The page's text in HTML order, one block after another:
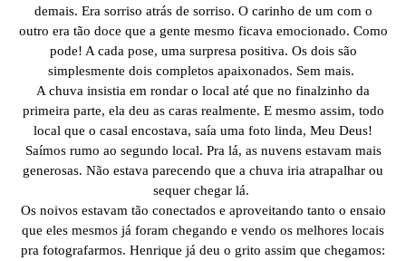
demais. Era sorriso atrás de sorriso. O carinho de um com o
outro era tão doce que a gente mesmo ficava emocionado. Como
pode! A cada pose, uma surpresa positiva. Os dois são
simplesmente dois completos apaixonados. Sem mais.
A chuva insistia em rondar o local até que no finalzinho da
primeira parte, ela deu as caras realmente. E mesmo assim, todo
local que o casal encostava, saía uma foto linda, Meu Deus!
Saímos rumo ao segundo local. Pra lá, as nuvens estavam mais
generosas. Não estava parecendo que a chuva iria atrapalhar ou
sequer chegar lá.
Os noivos estavam tão conectados e aproveitando tanto o ensaio
que eles mesmos já foram chegando e vendo os melhores locais
pra fotografarmos. Henrique já deu o grito assim que chegamos: